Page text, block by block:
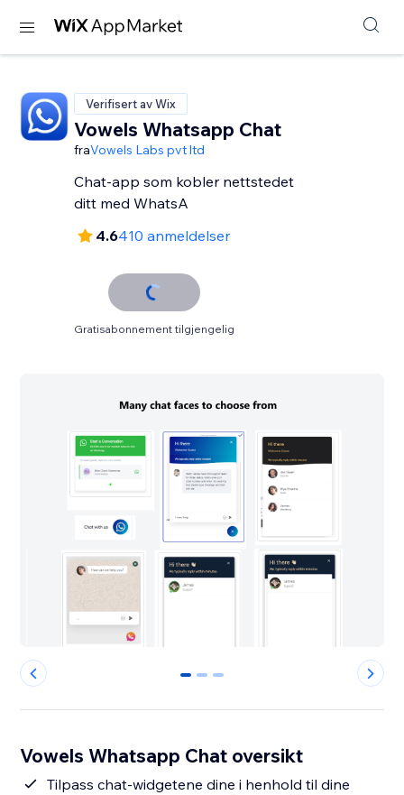
Verifisert av Wix
Vowels Whatsapp Chat
fraVowels Labs pvt ltd
Chat-app som kobler nettstedet
ditt med WhatsA
4.6410 anmeldelser
Gratisabonnement tilgjengelig
0 1 2
Vowels Whatsapp Chat oversikt
Tilpass chat-widgetene dine i henhold til dine